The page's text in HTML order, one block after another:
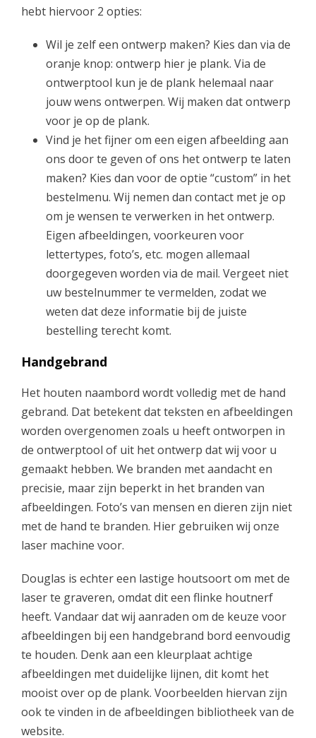
9
9
.
9
5
hebt hiervoor 2 opties:
Wil je zelf een ontwerp maken? Kies dan via de
oranje knop: ontwerp hier je plank. Via de
ontwerptool kun je de plank helemaal naar
jouw wens ontwerpen. Wij maken dat ontwerp
voor je op de plank.
Vind je het fijner om een eigen afbeelding aan
ons door te geven of ons het ontwerp te laten
maken? Kies dan voor de optie “custom” in het
bestelmenu. Wij nemen dan contact met je op
om je wensen te verwerken in het ontwerp.
Eigen afbeeldingen, voorkeuren voor
lettertypes, foto’s, etc. mogen allemaal
doorgegeven worden via de mail. Vergeet niet
uw bestelnummer te vermelden, zodat we
weten dat deze informatie bij de juiste
bestelling terecht komt.
Handgebrand
Het houten naambord wordt volledig met de hand
gebrand. Dat betekent dat teksten en afbeeldingen
worden overgenomen zoals u heeft ontworpen in
de ontwerptool of uit het ontwerp dat wij voor u
gemaakt hebben. We branden met aandacht en
precisie, maar zijn beperkt in het branden van
afbeeldingen. Foto’s van mensen en dieren zijn niet
met de hand te branden. Hier gebruiken wij onze
laser machine voor.
Douglas is echter een lastige houtsoort om met de
laser te graveren, omdat dit een flinke houtnerf
heeft. Vandaar dat wij aanraden om de keuze voor
afbeeldingen bij een handgebrand bord eenvoudig
te houden. Denk aan een kleurplaat achtige
afbeeldingen met duidelijke lijnen, dit komt het
mooist over op de plank. Voorbeelden hiervan zijn
ook te vinden in de afbeeldingen bibliotheek van de
website.